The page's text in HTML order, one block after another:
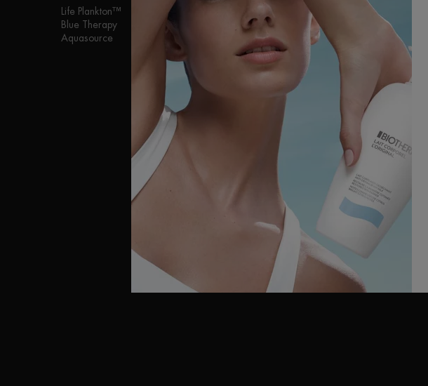
Life Plankton™
Blue Therapy
Aquasource
Aquapower
Force Supreme
PROTECCIÓN